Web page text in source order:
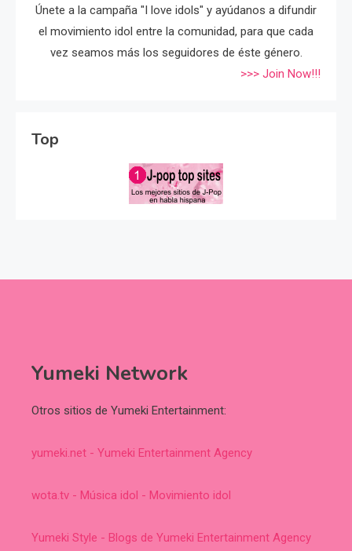
Únete a la campaña "I love idols" y ayúdanos a difundir
el movimiento idol entre la comunidad, para que cada
vez seamos más los seguidores de éste género.
>>> Join Now!!!
Top
Yumeki Network
Otros sitios de Yumeki Entertainment:
yumeki.net - Yumeki Entertainment Agency
wota.tv - Música idol - Movimiento idol
Yumeki Style - Blogs de Yumeki Entertainment Agency